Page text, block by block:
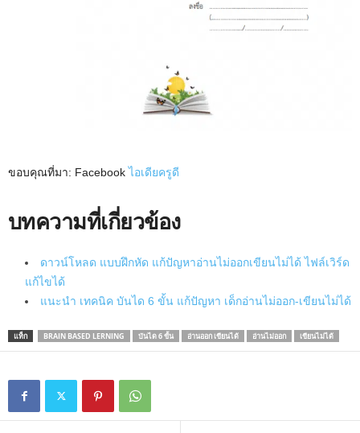
ขอบคุณที่มา: Facebookไอเดียครูดี
บทความที่เกี่ยวข้อง
ดาวน์โหลด แบบฝึกหัด แก้ปัญหาอ่านไม่ออกเขียนไม่ได้ ไฟล์เวิร์ด
แก้ไขได้
แนะนำ เทคนิค บันได 6 ขั้น แก้ปัญหา เด็กอ่านไม่ออก-เขียนไม่ได้
แท็ก BRAIN BASED LERNING บันได 6 ขั้น อ่านออก เขียนได้ อ่านไม่ออก เขียนไม่ได้